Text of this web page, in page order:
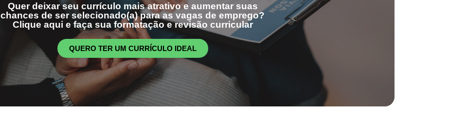
Quer deixar seu currículo mais atrativo e aumentar suas
chances de ser selecionado(a) para as vagas de emprego?
Clique aqui e faça sua formatação e revisão curricular
QUERO TER UM CURRÍCULO IDEAL